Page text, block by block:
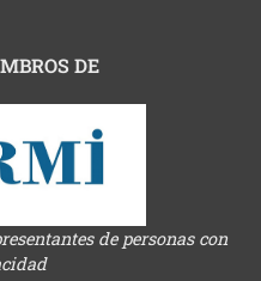
DE
de personas con